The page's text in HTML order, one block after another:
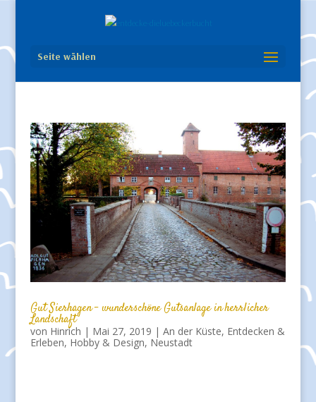
Seite wählen
Gut Sierhagen – wunderschöne Gutsanlage in herrlicher
Landschaft
von Hinrich | Mai 27, 2019 | An der Küste, Entdecken &
Erleben, Hobby & Design, Neustadt